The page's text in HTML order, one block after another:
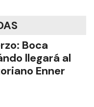
Boca
llegará al
Enner